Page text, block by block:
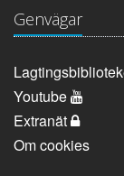
Genvägar
Youtube
Extranät
Om cookies